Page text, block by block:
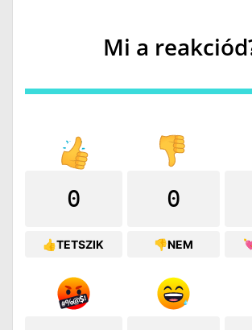
Mi a
0
👍TETSZIK
0
👎NEM